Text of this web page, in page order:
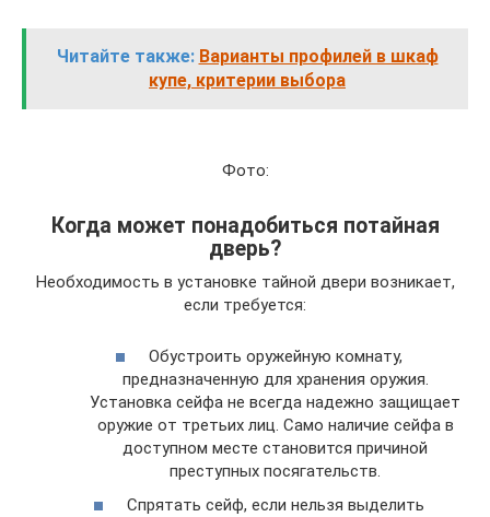
Читайте также: Варианты профилей в шкаф
купе, критерии выбора
Фото:
Когда может понадобиться потайная
дверь?
Необходимость в установке тайной двери возникает,
если требуется:
Обустроить оружейную комнату,
предназначенную для хранения оружия.
Установка сейфа не всегда надежно защищает
оружие от третьих лиц. Само наличие сейфа в
доступном месте становится причиной
преступных посягательств.
Спрятать сейф, если нельзя выделить